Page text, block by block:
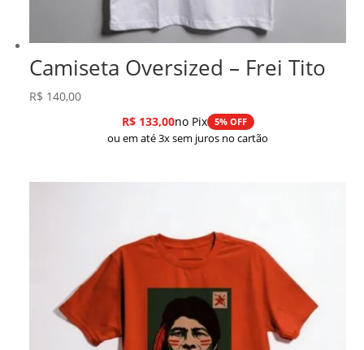
Camiseta Oversized – Frei Tito
R$ 140,00
R$133,00no Pix 5% OFF
ou em até 3x sem juros no cartão